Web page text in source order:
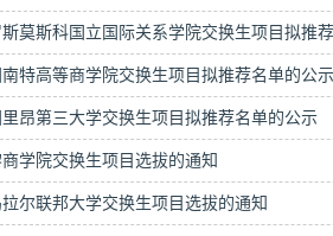
莫斯科国立国际关系学院交换生项目拟推
特高等商学院交换生项目拟推荐名单的公示
昂第三大学交换生项目拟推荐名单的公示
学院交换生项目选拔的通知
尔联邦大学交换生项目选拔的通知